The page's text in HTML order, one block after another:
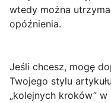
wtedy można
opóźnienia.
Jeśli chcesz, mogę
Twojego stylu
„kolejnych kroków”